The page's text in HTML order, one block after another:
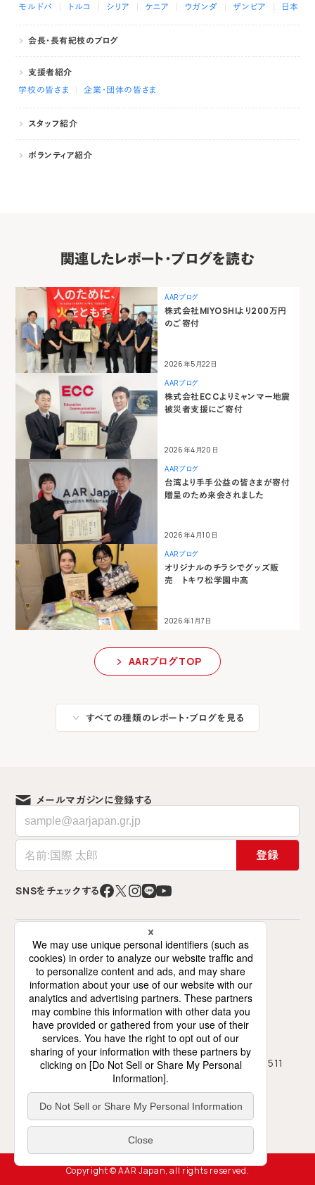
モルドバ
トルコ シリア ケニア ウガンダ ザンビア 日本
会長・長有紀枝のブログ
支援者紹介
学校の皆さま
企業・団体の皆さま
スタッフ紹介
ボランティア紹介
関連したレポート・ブログを読む
AARブログ
株式会社MIYOSHIより200万円
のご寄付
2026年5月22日
AARブログ
株式会社ECCよりミャンマー地震
被災者支援にご寄付
2026年4月20日
AARブログ
台湾より手手公益の皆さまが寄付
贈呈のため来会されました
2026年4月10日
AARブログ
オリジナルのチラシでグッズ販
売 トキワ松学園中高
2026年1月7日
AARブログTOP
すべての種類のレポート・ブログを見る
メールマガジンに登録する
登録
SNSをチェックする
特定非営利活動法人 難民を助ける会（AAR Japan）
〒141-0021 東京都品川区上大崎2-12-2
ミズホビル7階（交流スペースは6階）
フリーダイヤル 0120-786-746 TEL 03-5423-4511
03-5423-4450
受付
地図・アクセス プライバシーポリシー
Copyright © AAR Japan, all rights reserved.